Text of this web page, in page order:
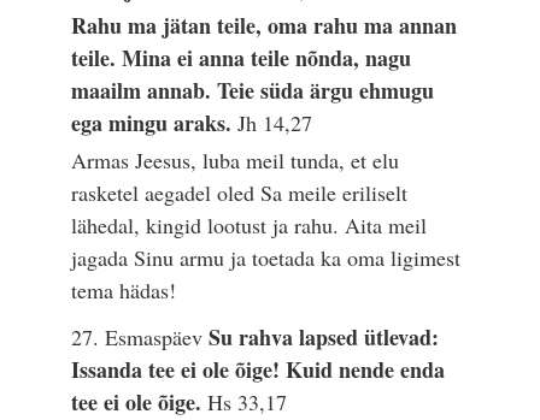
Rahu ma jätan teile, oma rahu ma annan
teile. Mina ei anna teile nõnda, nagu
maailm annab. Teie süda ärgu ehmugu
ega mingu araks.Jh 14,27
Armas Jeesus, luba meil tunda, et elu
rasketel aegadel oled Sa meile eriliselt
lähedal, kingid lootust ja rahu. Aita meil
jagada Sinu armu ja toetada ka oma ligimest
tema hädas!
27. EsmaspäevSu rahva lapsed ütlevad:
Issanda tee ei ole õige! Kuid nende enda
tee ei ole õige.Hs 33,17